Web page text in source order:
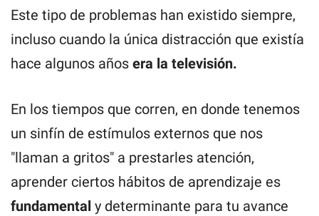
Este tipo de problemas han existido siempre,
incluso cuando la única distracción que existía
hace algunos años era la televisión.
En los tiempos que corren, en donde tenemos
un sinfín de estímulos externos que nos
"llaman a gritos" a prestarles atención,
aprender ciertos hábitos de aprendizaje es
fundamental y determinante para tu avance